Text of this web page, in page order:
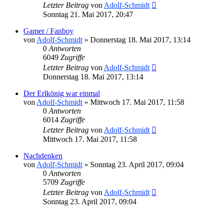
Letzter Beitrag von Adolf-Schmidt
Sonntag 21. Mai 2017, 20:47
Gamer / Fanboy
von Adolf-Schmidt » Donnerstag 18. Mai 2017, 13:14
0 Antworten
6049 Zugriffe
Letzter Beitrag von Adolf-Schmidt
Donnerstag 18. Mai 2017, 13:14
Der Erlkönig war einmal
von Adolf-Schmidt » Mittwoch 17. Mai 2017, 11:58
0 Antworten
6014 Zugriffe
Letzter Beitrag von Adolf-Schmidt
Mittwoch 17. Mai 2017, 11:58
Nachdenken
von Adolf-Schmidt » Sonntag 23. April 2017, 09:04
0 Antworten
5709 Zugriffe
Letzter Beitrag von Adolf-Schmidt
Sonntag 23. April 2017, 09:04